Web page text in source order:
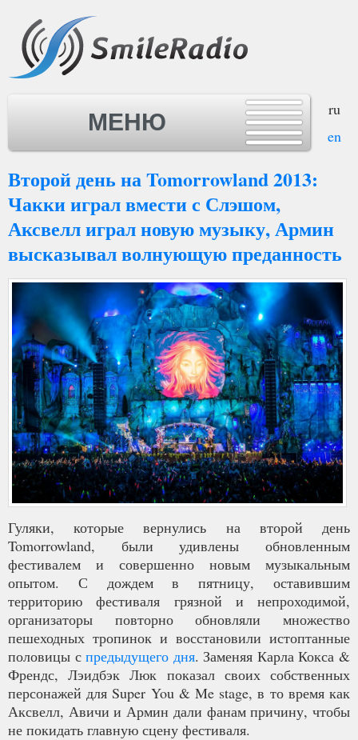
ru
en
МЕНЮ
МЕНЮ
Второй день на Tomorrowland 2013:
Чакки играл вмести с Слэшом,
Аксвелл играл новую музыку, Армин
высказывал волнующую преданность
Гуляки, которые вернулись на второй день
Tomorrowland, были удивлены обновленным
фестивалем и совершенно новым музыкальным
опытом. С дождем в пятницу, оставившим
территорию фестиваля грязной и непроходимой,
организаторы повторно обновляли множество
пешеходных тропинок и восстановили истоптанные
половицы спредыдущего дня. Заменяя Карла Кокса &
Френдс, Лэидбэк Люк показал своих собственных
персонажей для Super You & Me stage, в то время как
Аксвелл, Авичи и Армин дали фанам причину, чтобы
не покидать главную сцену фестиваля.